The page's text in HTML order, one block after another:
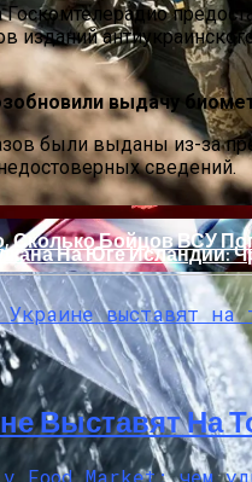
Власти В Руках
На Юге Исландии:
Сколько Бойцов ВСУ
изданий
выдачу
были выданы из-за
сведений.
Выставят На